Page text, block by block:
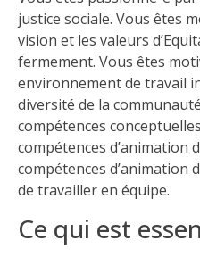
justice sociale. Vous êtes
vision et les valeurs
fermement. Vous êtes
environnement de travail
diversité de la
compétences
compétences d’animation
compétences d’animation
de travailler en équipe.
Ce qui est